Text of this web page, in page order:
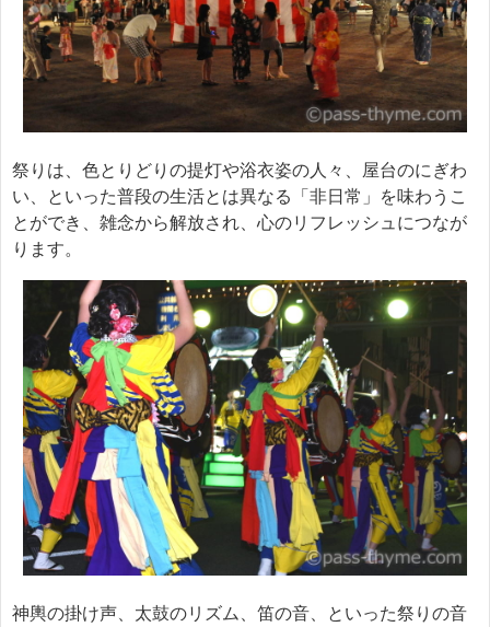
祭りは、色とりどりの提灯や浴衣姿の人々、屋台のにぎわ
い、といった普段の生活とは異なる「非日常」を味わうこ
とができ、雑念から解放され、心のリフレッシュにつなが
ります。
神輿の掛け声、太鼓のリズム、笛の音、といった祭りの音